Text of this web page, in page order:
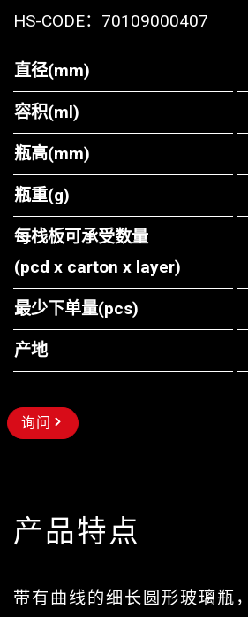
HS-CODE： 70109000407
直径(mm)
容积(ml)
瓶高(mm)
瓶重(g)
每栈板可承受数量
(pcd x carton x layer)
最少下单量(pcs)
产地
询问
产品特点
带有曲线的细长圆形玻璃瓶